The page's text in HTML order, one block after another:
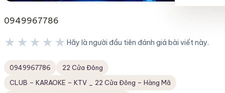
0949967786
★★★★★ Hãy là người đầu tiên đánh giá bài viết này.
0949967786
22 Cửa Đông
CLUB – KARAOKE – KTV _ 22 Cửa Đông – Hàng Mã